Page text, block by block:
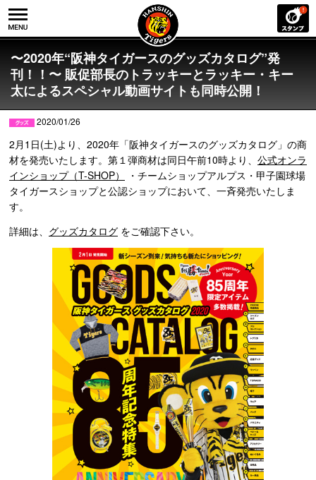
〜2020年“阪神タイガースのグッズカタログ”発
刊！！〜 販促部長のトラッキーとラッキー・キー
太によるスペシャル動画サイトも同時公開！
2020/01/26
2月1日(土)より、2020年「阪神タイガースのグッズカタログ」の商
材を発売いたします。第１弾商材は同日午前10時より、 公式オンラ
インショップ（T-SHOP）
・チームショップアルプス・甲子園球場
タイガースショップと公認ショップにおいて、一斉発売いたしま
す。
詳細は、 グッズカタログ をご確認下さい。